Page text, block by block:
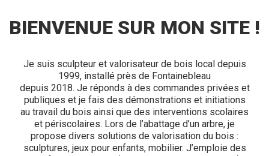
BIENVENUE SUR MON SITE !
Je suis sculpteur et valorisateur de bois local depuis
1999, installé près de Fontainebleau
depuis 2018. Je réponds à des commandes privées et
publiques et je fais des démonstrations et initiations
au travail du bois ainsi que des interventions scolaires
et périscolaires. Lors de l’abattage d’un arbre, je
propose divers solutions de valorisation du bois :
sculptures, jeux pour enfants, mobilier. J’emploie des